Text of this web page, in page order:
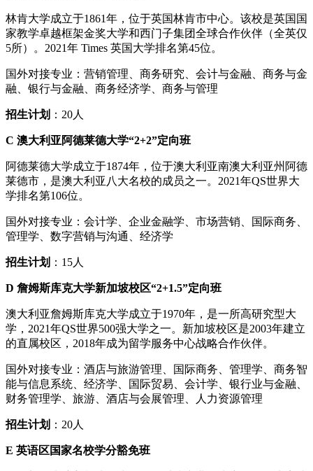
林肯大学成立于1861年，位于英国林肯市中心。该校是英国国
家教学卓越框架金奖大学和西门子集团全球合作伙伴（全英仅
5所）。2021年 Times 英国大学排名第45位。
国外对接专业：营销管理、商务研究、会计与金融、商务与金
融、银行与金融、商务经济学、商务与管理
招生计划 ：20人
C 澳大利亚阿德莱德大学“2+2”定向班
阿德莱德大学成立于1874年，位于澳大利亚南澳大利亚州阿德
莱德市，是澳大利亚八大名校的成员之一。2021年QS世界大
学排名第106位。
国外对接专业：会计学、企业金融学、市场营销、国际商务、
管理学、数字营销与沟通、经济学
招生计划 ：15人
D 詹姆斯库克大学新加坡校区“2+1.5”定向班
澳大利亚詹姆斯库克大学成立于1970年，是一所高研究型大
学，2021年QS世界500强大学之一。新加坡校区是2003年建立
的直属校区，2018年成为留学服务中心战略合作伙伴。
国外对接专业：酒店与旅游管理、国际商务、管理学、商务智
能与信息系统、经济学、国际贸易、会计学、银行业与金融、
财务管理学、旅游、酒店与会展管理、人力资源管理
招生计划 ：20人
E 英语区国家名校学分豁免班